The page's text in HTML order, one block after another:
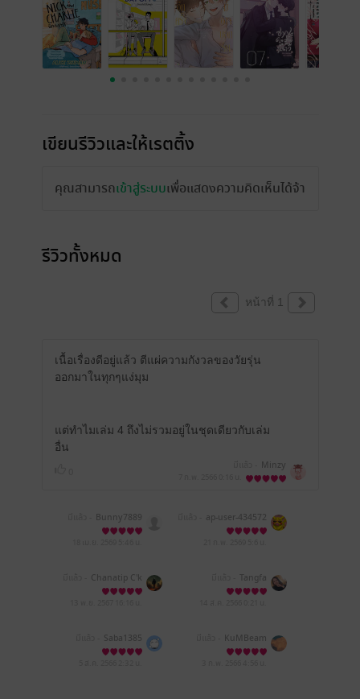
เขียนรีวิวและให้เรตติ้ง
คุณสามารถเข้าสู่ระบบเพื่อแสดงความคิดเห็นได้จ้า
รีวิวทั้งหมด
หน้าที่ 1
เนื้อเรื่องดีอยู่แล้ว ตีแผ่ความกังวลของวัยรุ่น
ออกมาในทุกๆแง่มุม
แต่ทำไมเล่ม 4 ถึงไม่รวมอยู่ในชุดเดียวกับเล่ม
อื่น
Minzy
Bunny7889
ap-user-434572
16984080
Chanatip C'k Tangfa
Saba1385 KuMBeam